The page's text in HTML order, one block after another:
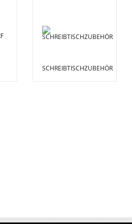
SCHREIBTISCHZUBEHÖR